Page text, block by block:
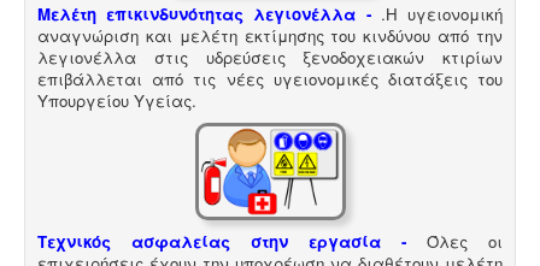
Μελέτη επικινδυνότητας λεγιονέλλα - .Η υγειονομική
αναγνώριση και μελέτη εκτίμησης του κινδύνου από την
λεγιονέλλα στις υδρεύσεις ξενοδοχειακών κτιρίων
επιβάλλεται από τις νέες υγειονομικές διατάξεις του
Υπουργείου Υγείας.
Τεχνικός ασφαλείας στην εργασία -
Όλες οι